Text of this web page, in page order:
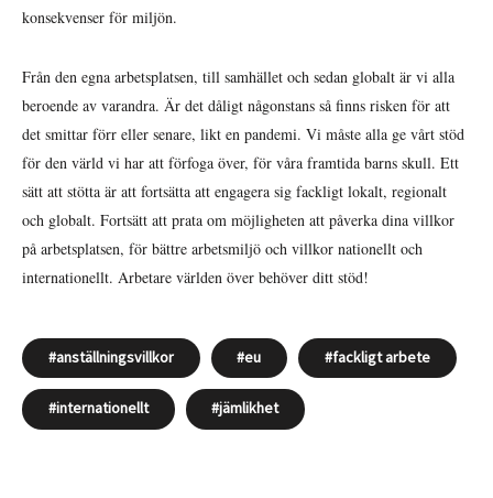
konsekvenser för miljön.
Från den egna arbetsplatsen, till samhället och sedan globalt är vi alla
beroende av varandra. Är det dåligt någonstans så finns risken för att
det smittar förr eller senare, likt en pandemi. Vi måste alla ge vårt stöd
för den värld vi har att förfoga över, för våra framtida barns skull. Ett
sätt att stötta är att fortsätta att engagera sig fackligt lokalt, regionalt
och globalt. Fortsätt att prata om möjligheten att påverka dina villkor
på arbetsplatsen, för bättre arbetsmiljö och villkor nationellt och
internationellt. Arbetare världen över behöver ditt stöd!
anställningsvillkor eu fackligt arbete
internationellt jämlikhet